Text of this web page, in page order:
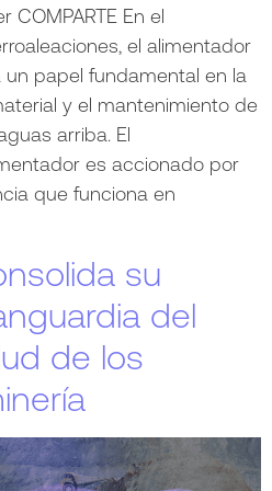
COMPARTE En el
el alimentador
papel fundamental en la
y el mantenimiento de
arriba. El
es accionado por
que funciona en
su
del
de los